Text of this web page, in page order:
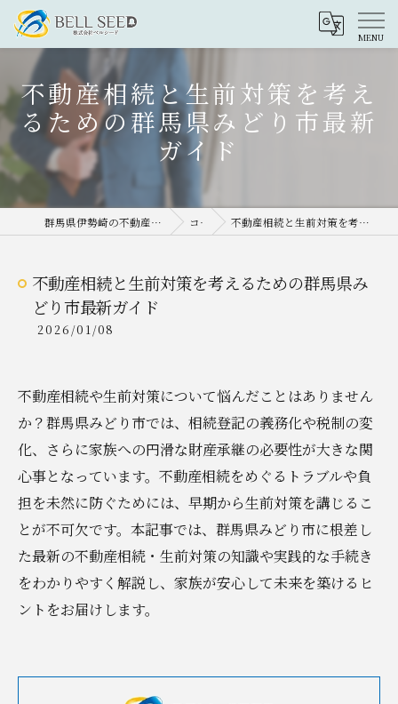
不動産相続と生前対策を考え
るための群馬県みどり市最新
ガイド
群馬県伊勢崎の不動産売却なら株式会社ベルシード コラム 不動産相続と生前対策を考えるための群馬県みどり市最新ガイド
不動産相続と生前対策を考えるための群馬県み
どり市最新ガイド
2026/01/08
不動産相続や生前対策について悩んだことはありません
か？群馬県みどり市では、相続登記の義務化や税制の変
化、さらに家族への円滑な財産承継の必要性が大きな関
心事となっています。不動産相続をめぐるトラブルや負
担を未然に防ぐためには、早期から生前対策を講じるこ
とが不可欠です。本記事では、群馬県みどり市に根差し
た最新の不動産相続・生前対策の知識や実践的な手続き
をわかりやすく解説し、家族が安心して未来を築けるヒ
ントをお届けします。